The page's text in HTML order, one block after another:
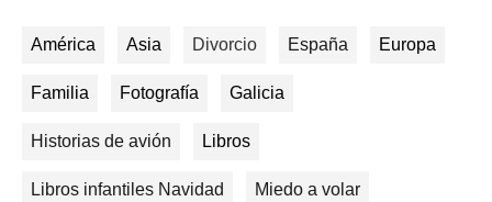
América Asia Divorcio España Europa
Familia Fotografía Galicia
Historias de avión Libros
Libros infantiles Navidad Miedo a volar